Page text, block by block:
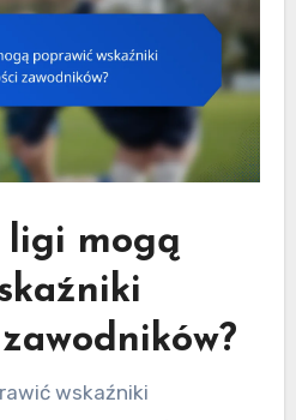
ligi mogą
wskaźniki